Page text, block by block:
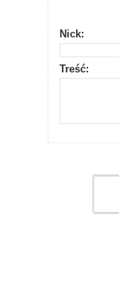
Nick:
Treść: